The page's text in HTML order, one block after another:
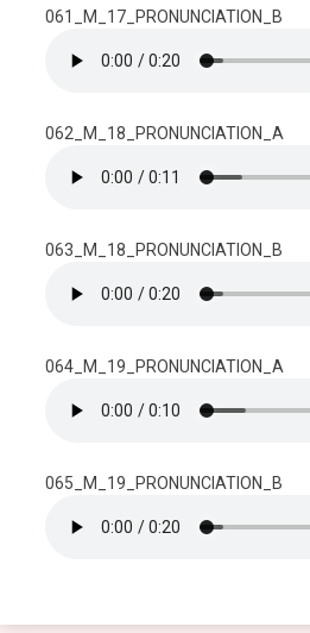
061_M_17_PRONUNCIATION_B
062_M_18_PRONUNCIATION_A
063_M_18_PRONUNCIATION_B
064_M_19_PRONUNCIATION_A
065_M_19_PRONUNCIATION_B